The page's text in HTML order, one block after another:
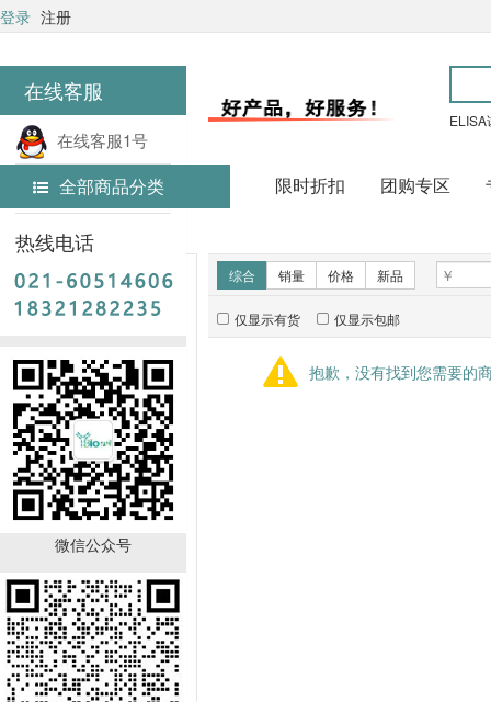
在线客服
在线客服1号
在线客服2号
热线电话
微信公众号
登录 注册
ELISA
全部商品分类 限时折扣 团购专区
首页
实验耗材
新品推荐
销量排行
TFF1 Antibody YB-
723431HU
￥890.00
已有21人购买
综合 销量 价格 新品
仅显示有货 仅显示包邮
抱歉，没有找到您需要的